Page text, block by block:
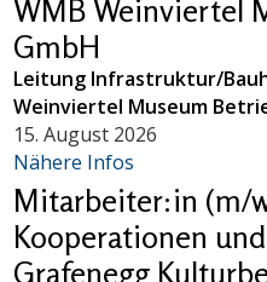
WMB Weinviertel
GmbH
Leitung Infrastruktur/
Weinviertel Museum
15. August 2026
Nähere Infos
Mitarbeiter:in (m/
Kooperationen
Grafenegg